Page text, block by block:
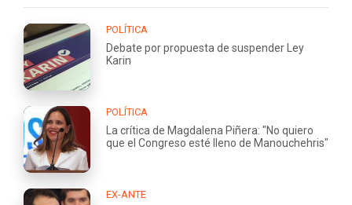
POLÍTICA
Debate por propuesta de suspender Ley
Karin
POLÍTICA
La crítica de Magdalena Piñera: "No quiero
que el Congreso esté lleno de Manouchehris"
EX-ANTE